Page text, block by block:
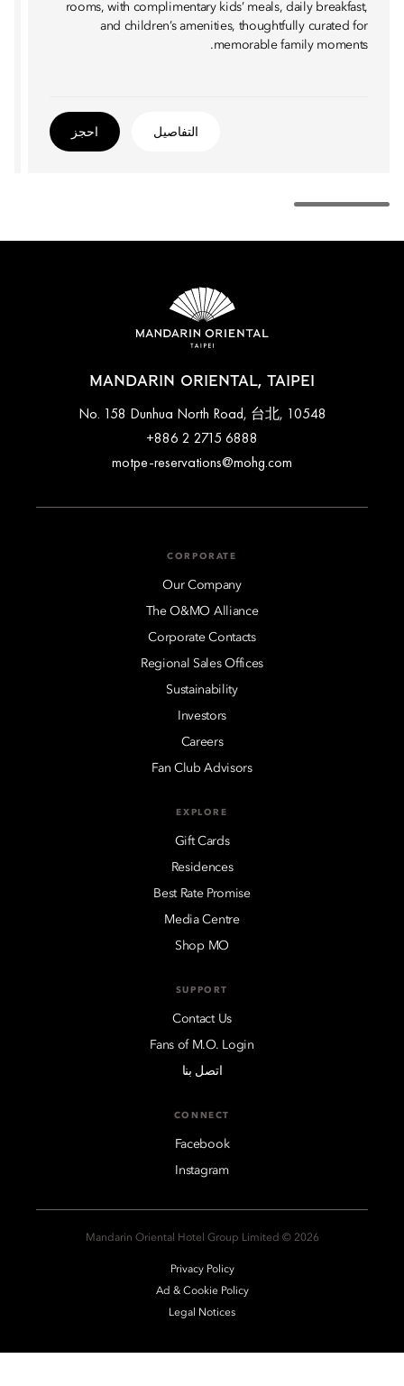
rooms, with complimentary kids’ meals, daily breakfast,
and children’s amenities, thoughtfully curated for
memorable family moments.
التفاصيل احجز
MANDARIN ORIENTAL, TAIPEI
No. 158 Dunhua North Road, 台北, 10548
+886 2 2715 6888
motpe-reservations@mohg.com
CORPORATE
Our Company
The O&MO Alliance
Corporate Contacts
Regional Sales Offices
Sustainability
Investors
Careers
Fan Club Advisors
EXPLORE
Gift Cards
Residences
Best Rate Promise
Media Centre
Shop MO
SUPPORT
Contact Us
Fans of M.O. Login
اتصل بنا
CONNECT
Facebook
Instagram
2026 © Mandarin Oriental Hotel Group Limited
Privacy Policy
Ad & Cookie Policy
Legal Notices